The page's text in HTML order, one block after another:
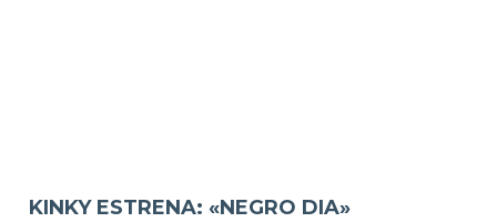
KINKY ESTRENA: «NEGRO DIA»